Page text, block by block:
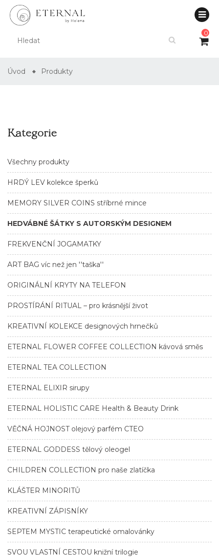
0
Úvod Produkty
Kategorie
Všechny produkty
HRDÝ LEV kolekce šperků
MEMORY SILVER COINS stříbrné mince
HEDVÁBNÉ ŠÁTKY S AUTORSKÝM DESIGNEM
FREKVENČNÍ JOGAMATKY
ART BAG víc než jen ''taška''
ORIGINÁLNÍ KRYTY NA TELEFON
PROSTÍRÁNÍ RITUAL – pro krásnější život
KREATIVNÍ KOLEKCE designových hrnečků
ETERNAL FLOWER COFFEE COLLECTION kávová směs
ETERNAL TEA COLLECTION
ETERNAL ELIXIR sirupy
ETERNAL HOLISTIC CARE Health & Beauty Drink
VĚČNÁ HOJNOST olejový parfém CTEO
ETERNAL GODDESS tělový oleogel
CHILDREN COLLECTION pro naše zlatíčka
KLÁŠTER MINORITŮ
KREATIVNÍ ZÁPISNÍKY
SEPTEM MYSTIC terapeutické omalovánky
SVOU VLASTNÍ CESTOU knižní trilogie